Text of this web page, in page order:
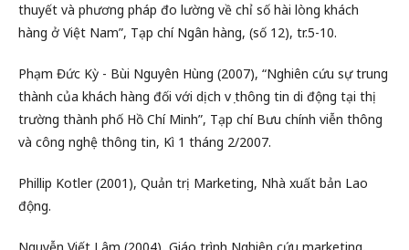
thuyết và phương pháp đo lường về chỉ số hài lòng khách
hàng ở Việt Nam”, Tạp chí Ngân hàng, (số 12), tr.5-10.
Phạm Đức Kỳ - Bùi Nguyên Hùng (2007), “Nghiên cứu sự trung
thành của khách hàng đối với dịch vụ thông tin di động tại thị
trường thành phố Hồ Chí Minh”, Tạp chí Bưu chính viễn thông
và công nghệ thông tin, Kì 1 tháng 2/2007.
Phillip Kotler (2001), Quản trị Marketing, Nhà xuất bản Lao
động.